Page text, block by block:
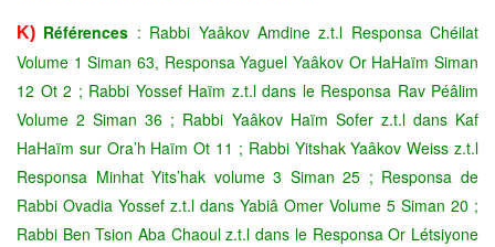
K) Références : Rabbi Yaâkov Amdine z.t.l Responsa Chéilat
Volume 1 Siman 63, Responsa Yaguel Yaâkov Or HaHaïm Siman
12 Ot 2 ; Rabbi Yossef Haïm z.t.l dans le Responsa Rav Péâlim
Volume 2 Siman 36 ; Rabbi Yaâkov Haïm Sofer z.t.l dans Kaf
HaHaïm sur Ora’h Haïm Ot 11 ; Rabbi Yitshak Yaâkov Weiss z.t.l
Responsa Minhat Yits’hak volume 3 Siman 25 ; Responsa de
Rabbi Ovadia Yossef z.t.l dans Yabiâ Omer Volume 5 Siman 20 ;
Rabbi Ben Tsion Aba Chaoul z.t.l dans le Responsa Or Létsiyone